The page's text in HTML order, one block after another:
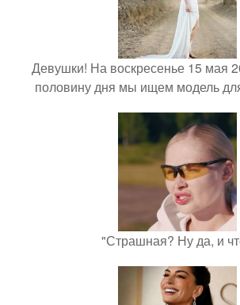
Девушки! На воскресенье 15 мая
половину дня мы ищем модель
"Страшная? Ну да, и